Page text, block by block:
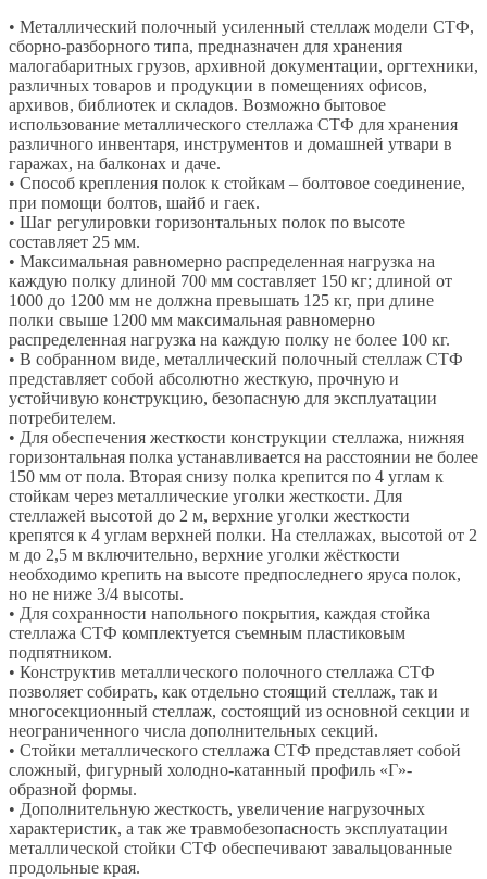
• Металлический полочный усиленный стеллаж модели СТФ,
сборно-разборного типа, предназначен для хранения
малогабаритных грузов, архивной документации, оргтехники,
различных товаров и продукции в помещениях офисов,
архивов, библиотек и складов. Возможно бытовое
использование металлического стеллажа СТФ для хранения
различного инвентаря, инструментов и домашней утвари в
гаражах, на балконах и даче.
• Способ крепления полок к стойкам – болтовое соединение,
при помощи болтов, шайб и гаек.
• Шаг регулировки горизонтальных полок по высоте
составляет 25 мм.
• Максимальная равномерно распределенная нагрузка на
каждую полку длиной 700 мм составляет 150 кг; длиной от
1000 до 1200 мм не должна превышать 125 кг, при длине
полки свыше 1200 мм максимальная равномерно
распределенная нагрузка на каждую полку не более 100 кг.
• В собранном виде, металлический полочный стеллаж СТФ
представляет собой абсолютно жесткую, прочную и
устойчивую конструкцию, безопасную для эксплуатации
потребителем.
• Для обеспечения жесткости конструкции стеллажа, нижняя
горизонтальная полка устанавливается на расстоянии не более
150 мм от пола. Вторая снизу полка крепится по 4 углам к
стойкам через металлические уголки жесткости. Для
стеллажей высотой до 2 м, верхние уголки жесткости
крепятся к 4 углам верхней полки. На стеллажах, высотой от 2
м до 2,5 м включительно, верхние уголки жёсткости
необходимо крепить на высоте предпоследнего яруса полок,
но не ниже 3/4 высоты.
• Для сохранности напольного покрытия, каждая стойка
стеллажа СТФ комплектуется съемным пластиковым
подпятником.
• Конструктив металлического полочного стеллажа СТФ
позволяет собирать, как отдельно стоящий стеллаж, так и
многосекционный стеллаж, состоящий из основной секции и
неограниченного числа дополнительных секций.
• Стойки металлического стеллажа СТФ представляет собой
сложный, фигурный холодно-катанный профиль «Г»-
образной формы.
• Дополнительную жесткость, увеличение нагрузочных
характеристик, а так же травмобезопасность эксплуатации
металлической стойки СТФ обеспечивают завальцованные
продольные края.